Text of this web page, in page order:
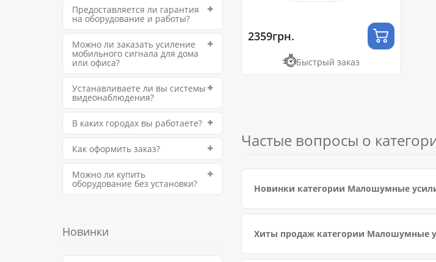
Предоставляется ли гарантия
на оборудование и работы?
Можно ли заказать усиление
мобильного сигнала для дома
или офиса?
Устанавливаете ли вы системы
видеонаблюдения?
В каких городах вы работаете?
Как оформить заказ?
Можно ли купить
оборудование без установки?
Новинки
2359грн.
Быстрый заказ
Частые вопросы о
Новинки категории Малошумные
Хиты продаж категории Малошумные